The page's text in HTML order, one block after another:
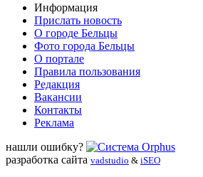
Информация
Прислать новость
О городе Бельцы
Фото города Бельцы
О портале
Правила пользования
Редакция
Вакансии
Контакты
Реклама
нашли ошибку?
разработка сайта vadstudio & iSEO